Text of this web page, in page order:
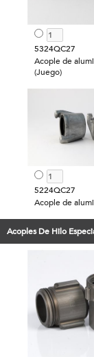
5324QC27
Acople de
(Juego)
5224QC27
Acople de
Acoples De Hilo